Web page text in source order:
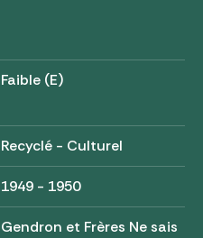
Faible (E)
Recyclé - Culturel
1949 - 1950
Gendron et Frères Ne sais